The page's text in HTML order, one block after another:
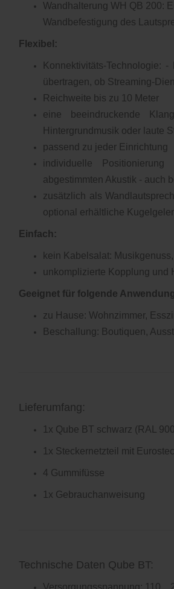
Wandhalterung WH QB 200:
Wandbefestigung des
Flexibel:
Konnektivitäts-Technologie:
übertragen, ob Streaming-
Reichweite bis zu 10 Meter
eine beeindruckende
Hintergrundmusik oder laute
passend zu jeder Einrichtung
individuelle
abgestimmten Akustik - auch
zusätzlich als
optional erhältliche
Einfach:
kein Kabelsalat:
unkomplizierte Kopplung und
Geeignet für folgende
zu Hause: Wohnzimmer,
Beschallung: Boutiquen,
Lieferumfang:
1x Qube BT schwarz (RAL
1x Steckernetzteil mit
4 Gummifüsse
1x Gebrauchanweisung
Technische Daten Qube BT:
Versorgungsspannung: 110